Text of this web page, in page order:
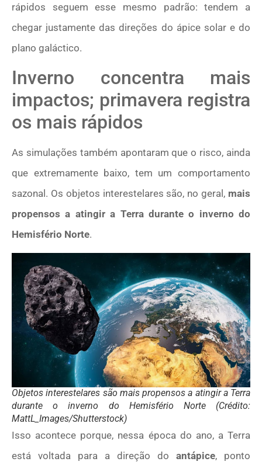
rápidos seguem esse mesmo padrão: tendem a
chegar justamente das direções do ápice solar e do
plano galáctico.
Inverno concentra mais
impactos; primavera registra
os mais rápidos
As simulações também apontaram que o risco, ainda
que extremamente baixo, tem um comportamento
sazonal. Os objetos interestelares são, no geral, mais
propensos a atingir a Terra durante o inverno do
Hemisfério Norte.
Objetos interestelares são mais propensos a atingir a Terra
durante o inverno do Hemisfério Norte (Crédito:
MattL_Images/Shutterstock)
Isso acontece porque, nessa época do ano, a Terra
está voltada para a direção do antápice, ponto